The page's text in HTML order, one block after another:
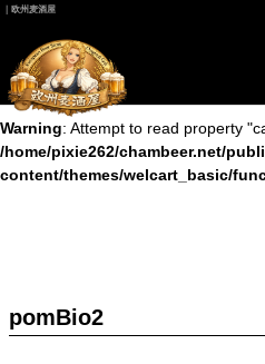
/home/pixie262/chambeer.net/
content/themes/welcart_basic/
Warning: Attempt to read property
/home/pixie262/chambeer.net/
content/themes/welcart_basic/
｜欧州麦酒屋
pomBio2